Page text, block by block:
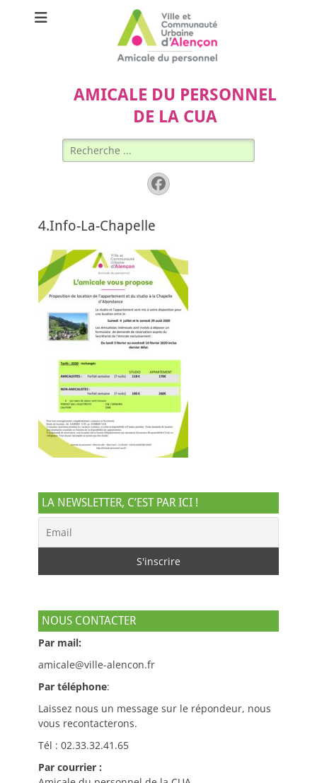
AMICALE DU PERSONNEL
DE LA CUA
Rechercher :
Facebook
4.Info-La-Chapelle
LA NEWSLETTER, C’EST PAR ICI !
NOUS CONTACTER
Par mail:
amicale@ville-alencon.fr
Par téléphone:
Laissez nous un message sur le répondeur, nous
vous recontacterons.
Tél : 02.33.32.41.65
Par courrier :